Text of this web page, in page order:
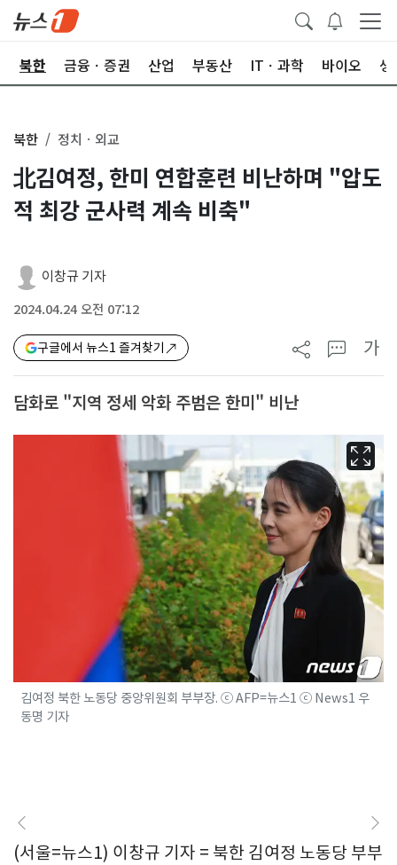
북한 금융ㆍ증권 산업 부동산 ITㆍ과학 바이오 생
북한 정치ㆍ외교
北김여정, 한미 연합훈련 비난하며 "압도
적 최강 군사력 계속 비축"
이창규 기자
2024.04.24 오전 07:12
구글에서 뉴스1 즐겨찾기 가
담화로 "지역 정세 악화 주범은 한미" 비난
김여정 북한 노동당 중앙위원회 부부장. ⓒ AFP=뉴스1 ⓒ News1 우
동명 기자
(서울=뉴스1) 이창규 기자 = 북한 김여정 노동당 부부